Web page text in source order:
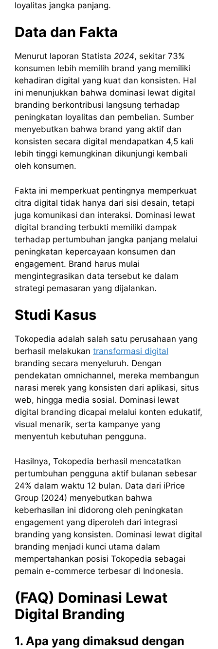
loyalitas jangka panjang.
Data dan Fakta
Menurut laporan Statista 2024, sekitar 73%
konsumen lebih memilih brand yang memiliki
kehadiran digital yang kuat dan konsisten. Hal
ini menunjukkan bahwa dominasi lewat digital
branding berkontribusi langsung terhadap
peningkatan loyalitas dan pembelian. Sumber
menyebutkan bahwa brand yang aktif dan
konsisten secara digital mendapatkan 4,5 kali
lebih tinggi kemungkinan dikunjungi kembali
oleh konsumen.
Fakta ini memperkuat pentingnya memperkuat
citra digital tidak hanya dari sisi desain, tetapi
juga komunikasi dan interaksi. Dominasi lewat
digital branding terbukti memiliki dampak
terhadap pertumbuhan jangka panjang melalui
peningkatan kepercayaan konsumen dan
engagement. Brand harus mulai
mengintegrasikan data tersebut ke dalam
strategi pemasaran yang dijalankan.
Studi Kasus
Tokopedia adalah salah satu perusahaan yang
berhasil melakukan transformasi digital
branding secara menyeluruh. Dengan
pendekatan omnichannel, mereka membangun
narasi merek yang konsisten dari aplikasi, situs
web, hingga media sosial. Dominasi lewat
digital branding dicapai melalui konten edukatif,
visual menarik, serta kampanye yang
menyentuh kebutuhan pengguna.
Hasilnya, Tokopedia berhasil mencatatkan
pertumbuhan pengguna aktif bulanan sebesar
24% dalam waktu 12 bulan. Data dari iPrice
Group (2024) menyebutkan bahwa
keberhasilan ini didorong oleh peningkatan
engagement yang diperoleh dari integrasi
branding yang konsisten. Dominasi lewat digital
branding menjadi kunci utama dalam
mempertahankan posisi Tokopedia sebagai
pemain e-commerce terbesar di Indonesia.
(FAQ) Dominasi Lewat
Digital Branding
1. Apa yang dimaksud dengan